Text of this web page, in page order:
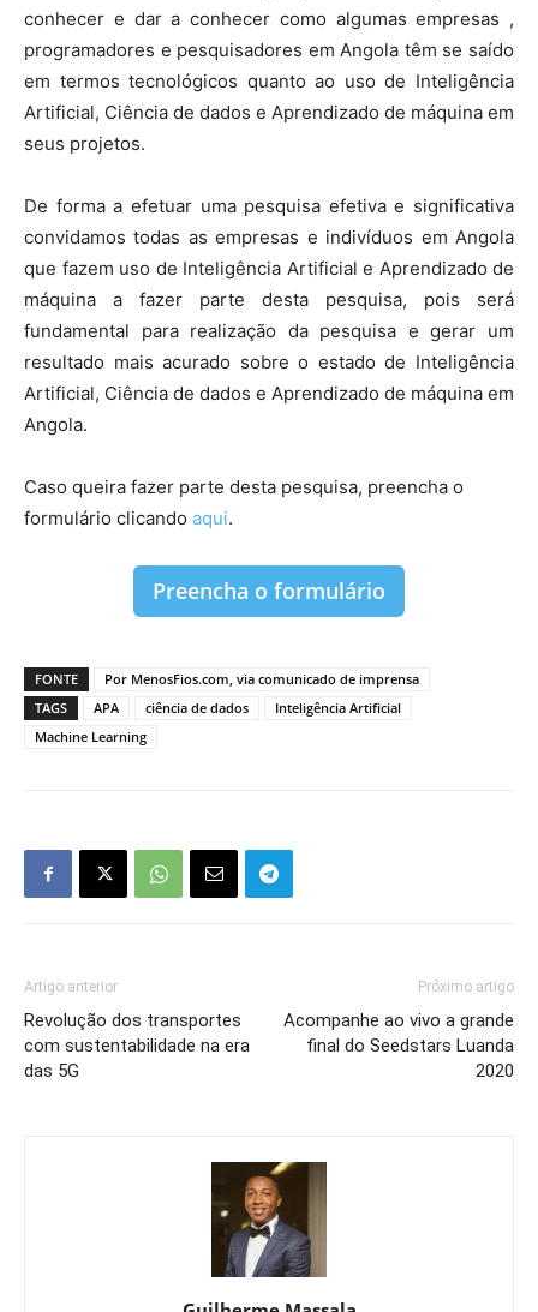
conhecer e dar a conhecer como algumas empresas ,
programadores e pesquisadores em Angola têm se saído
em termos tecnológicos quanto ao uso de Inteligência
Artificial, Ciência de dados e Aprendizado de máquina em
seus projetos.
De forma a efetuar uma pesquisa efetiva e significativa
convidamos todas as empresas e indivíduos em Angola
que fazem uso de Inteligência Artificial e Aprendizado de
máquina a fazer parte desta pesquisa, pois será
fundamental para realização da pesquisa e gerar um
resultado mais acurado sobre o estado de Inteligência
Artificial, Ciência de dados e Aprendizado de máquina em
Angola.
Caso queira fazer parte desta pesquisa, preencha o
formulário clicando aqui.
Preencha o formulário
FONTE
Por MenosFios.com, via comunicado de imprensa
TAGS
APA ciência de dados
Inteligência Artificial
Machine Learning
Artigo anterior
Revolução dos transportes
com sustentabilidade na era
das 5G
Próximo artigo
Acompanhe ao vivo a grande
final do Seedstars Luanda
2020